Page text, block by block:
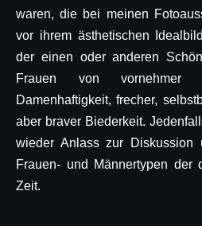
waren, die bei meinen
vor ihrem ästhetischen
der einen oder anderen
Frauen von vornehmer
Damenhaftigkeit, frecher,
aber braver Biederkeit.
wieder Anlass zur Diskussion
Frauen- und Männertypen der
Zeit.